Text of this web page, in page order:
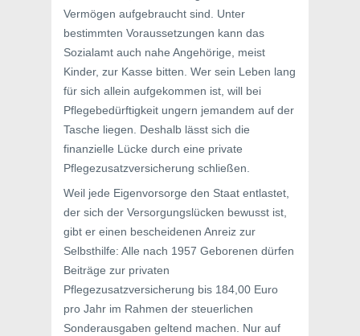
Vermögen aufgebraucht sind. Unter
bestimmten Voraussetzungen kann das
Sozialamt auch nahe Angehörige, meist
Kinder, zur Kasse bitten. Wer sein Leben lang
für sich allein aufgekommen ist, will bei
Pflegebedürftigkeit ungern jemandem auf der
Tasche liegen. Deshalb lässt sich die
finanzielle Lücke durch eine private
Pflegezusatzversicherung schließen.
Weil jede Eigenvorsorge den Staat entlastet,
der sich der Versorgungslücken bewusst ist,
gibt er einen bescheidenen Anreiz zur
Selbsthilfe: Alle nach 1957 Geborenen dürfen
Beiträge zur privaten
Pflegezusatzversicherung bis 184,00 Euro
pro Jahr im Rahmen der steuerlichen
Sonderausgaben geltend machen. Nur auf